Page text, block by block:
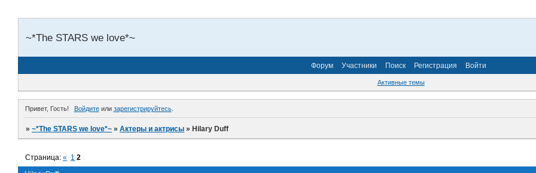
~*The STARS we love*~
Форум Участники Поиск Регистрация Войти
Активные темы
Привет, Гость! Войдитеили зарегистрируйтесь.
»~*The STARS we love*~ »Актеры и актрисы »Hilary Duff
Страница:« 1 2